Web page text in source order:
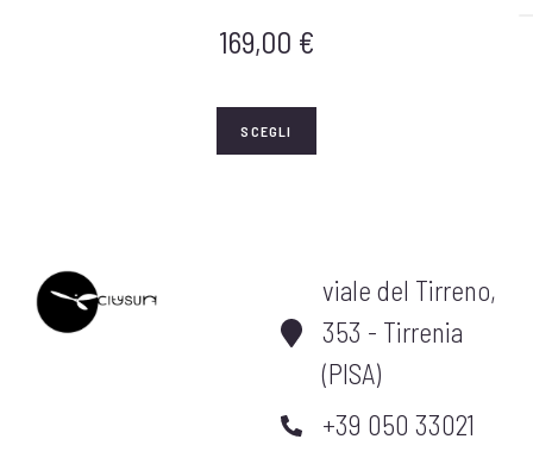
169,00 €
SCEGLI
viale del Tirreno,
353 - Tirrenia
(PISA)
+39 050 33021